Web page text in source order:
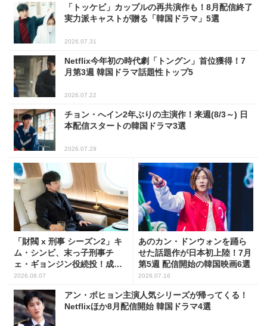
「トッケビ」カップルの再共演作も！8月配信終了
実力派キャストが贈る「韓国ドラマ」5選
2026.07.31
Netflix今年初の時代劇「トングン」首位獲得！7
月第3週 韓国ドラマ話題性トップ5
2026.07.22
チョン・へイン2年ぶりの主演作！来週(8/3～) 日
本配信スタートの韓国ドラマ3選
2026.07.29
「財閥 x 刑事 シーズン2」キ
ム・シンビ、末っ子刑事チ
ェ・ギョンジン役続投！成長
した姿に注目
2026.08.07
あのカン・ドンウォンを踊ら
せた話題作が日本初上陸！7月
第5週 配信開始の韓国映画6選
2026.07.16
アン・ボヒョン主演人気シリーズが帰ってくる！
Netflixほか8月配信開始 韓国ドラマ4選